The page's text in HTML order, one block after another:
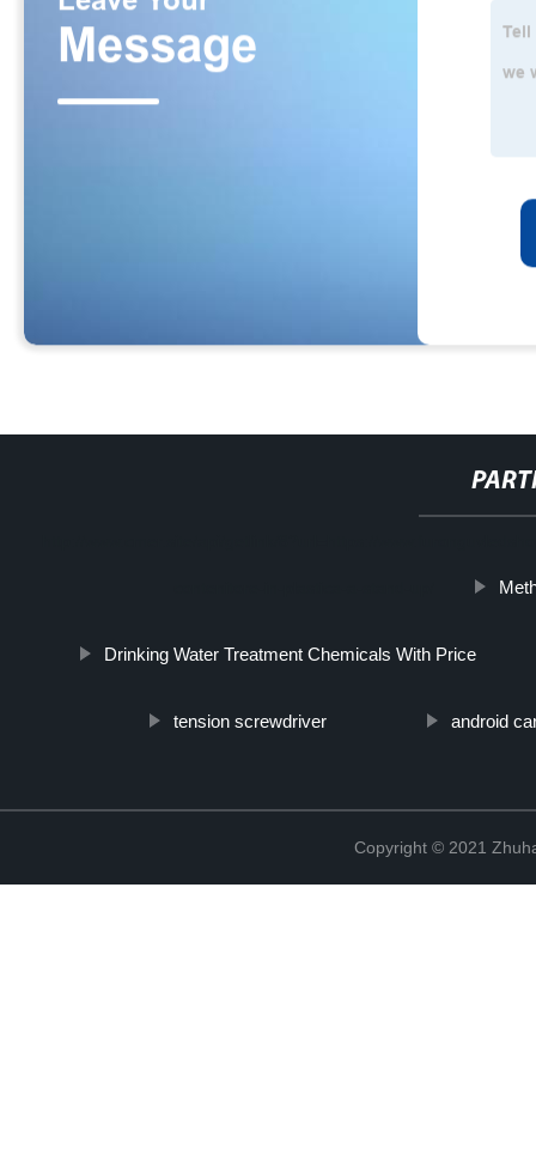
Drinking Water Treatment Chemicals With Price
tension screwdriver android
Copyright © 2021